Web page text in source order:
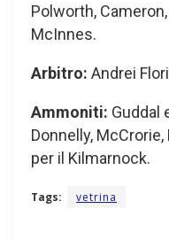
Polworth,
McInnes.
Arbitro: Andrei
Ammoniti: Guddal
Donnelly,
per il Kilmarnock.
Tags: vetrina